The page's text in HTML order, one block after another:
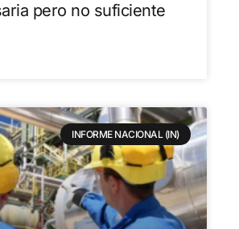
pero no suficiente
INFORME NACIONAL (IN)